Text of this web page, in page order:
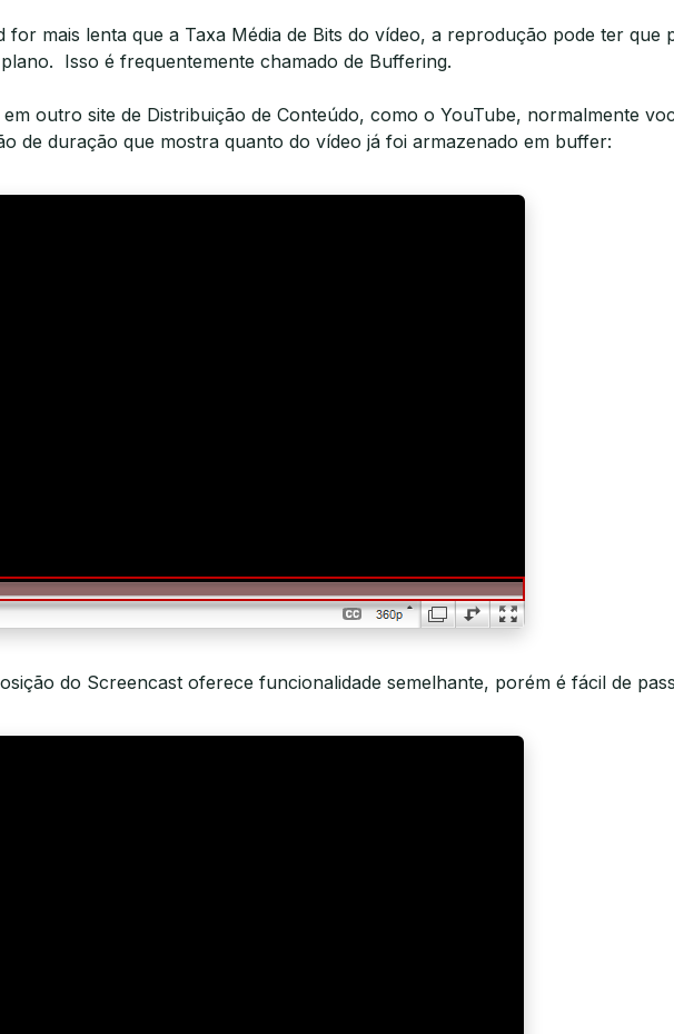
for mais lenta que a Taxa Média de Bits do vídeo, a reprodução pode ter que
Isso é frequentemente chamado de Buffering.
outro site de Distribuição de Conteúdo, como o YouTube, normalmente
de duração que mostra quanto do vídeo já foi armazenado em buffer:
do Screencast oferece funcionalidade semelhante, porém é fácil de